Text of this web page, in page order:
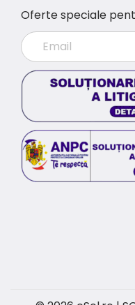
Oferte speciale